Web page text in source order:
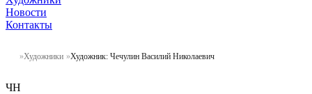
Новости
Контакты
Художники Художник: Чечулин Василий Николаевич
ЧН